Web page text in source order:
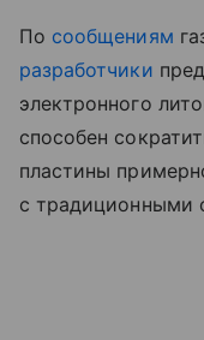
По сообщениям
разработчики
электронного
способен
пластины
с традиционными